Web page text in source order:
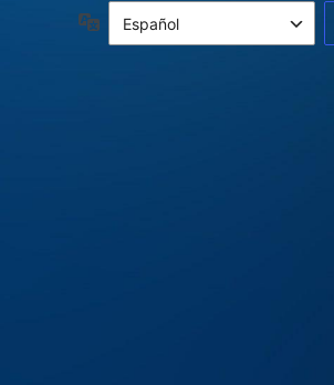
Idioma